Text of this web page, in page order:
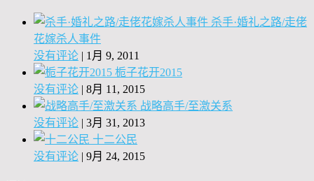
杀手·婚礼之路/走佬
花嫁杀人事件
没有评论 | 1月 9, 2011
栀子花开2015
没有评论 | 8月 11, 2015
战略高手/至激关系
没有评论 | 3月 31, 2013
十二公民
没有评论 | 9月 24, 2015